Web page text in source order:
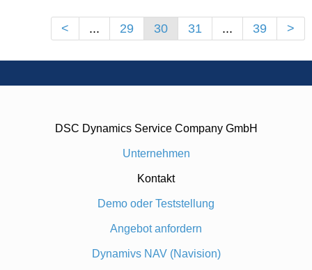
< ... 29 30 31 ... 39 >
DSC Dynamics Service Company GmbH
Unternehmen
Kontakt
Demo oder Teststellung
Angebot anfordern
Dynamivs NAV (Navision)